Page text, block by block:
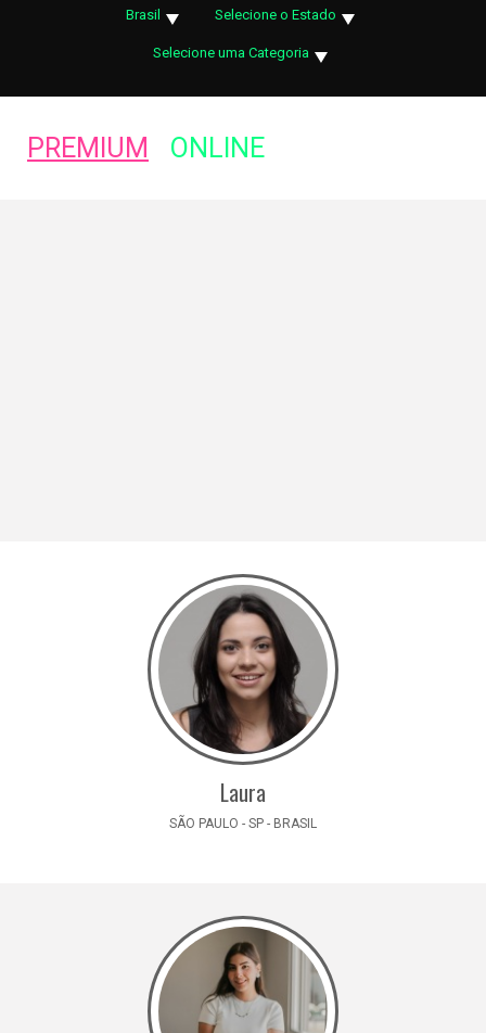
Brasil Selecione o Estado
Selecione uma Categoria
PREMIUM ONLINE
Laura
SÃO PAULO - SP - BRASIL